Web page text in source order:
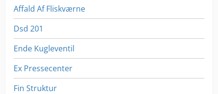
Affald Af Fliskværne
Dsd 201
Ende Kugleventil
Ex Pressecenter
Fin Struktur